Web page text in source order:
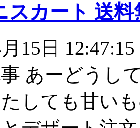
スカート 送料
15日 12:47:15
あーどうし
しても甘い